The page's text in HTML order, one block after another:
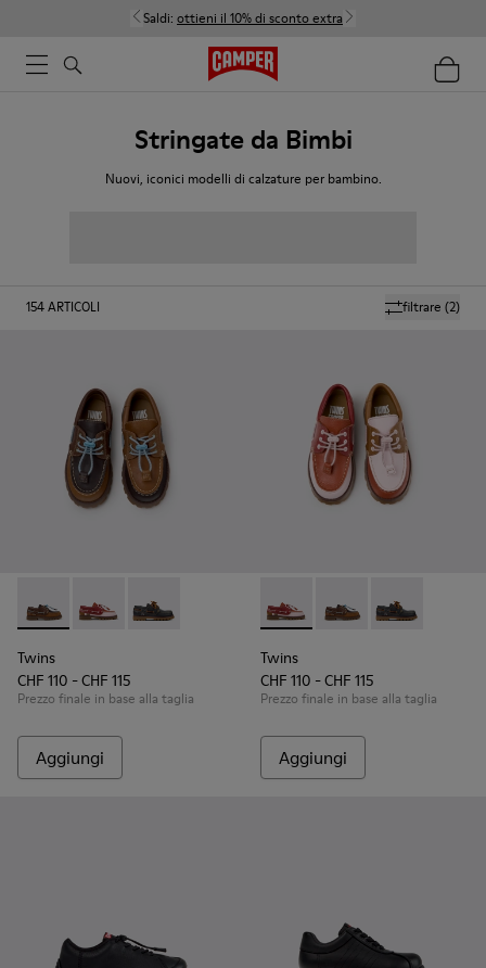
Saldi: ottieni il 10% di sconto extra
Stringate da Bimbi
Nuovi, iconici modelli di calzature per bambino.
filtrare (2)
154ARTICOLI
Twins - K800416-007 - Scarpe da barca in pelle marrone
Twins - K800416-008 - Scarpe da barca in pelle
Twins - K800416-001 - Scarpe da barca in
Twins
CHF 110 - CHF 115
Prezzo finale in base alla taglia
Aggiungi
Twins - K800416-008 -
Twins - K800416-
Twins -
Twins
CHF 110 - CHF 115
Prezzo finale in base alla taglia
Aggiungi